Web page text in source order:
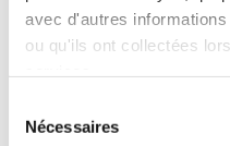
avec d'autres
ou qu'ils ont collectées
Nécessaires